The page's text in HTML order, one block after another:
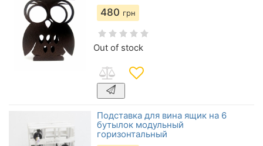
480 грн
Out of stock
Подставка для вина ящик на 6
бутылок модульный
горизонтальный